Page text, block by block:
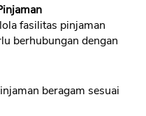
fasilitas pinjaman
berhubungan dengan
beragam sesuai